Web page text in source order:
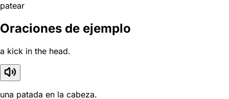
patear
Oraciones de ejemplo
a kick in the head.
una patada en la cabeza.